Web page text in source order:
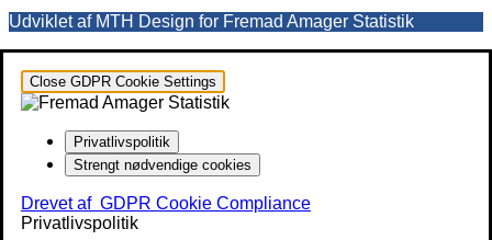
Udviklet af MTH Design for Fremad Amager Statistik
Close GDPR Cookie Settings
Privatlivspolitik
Strengt nødvendige cookies
Drevet af GDPR Cookie Compliance
Privatlivspolitik